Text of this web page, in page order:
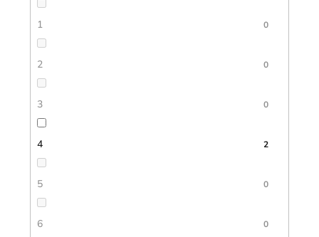
1 0
2 0
3 0
4 2
5 0
6 0